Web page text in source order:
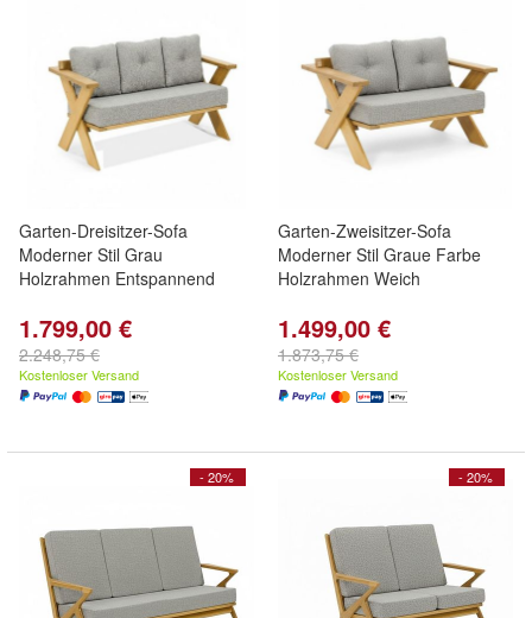
Garten-Dreisitzer-Sofa
Moderner Stil Grau
Holzrahmen Entspannend
1.799,00 €
2.248,75 €
Kostenloser Versand
Garten-Zweisitzer-Sofa
Moderner Stil Graue Farbe
Holzrahmen Weich
1.499,00 €
1.873,75 €
Kostenloser Versand
- 20% - 20%